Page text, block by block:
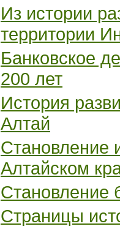
Из истории
территории
Банковское
200 лет
История
Алтай
Становление
Алтайском
Становление
Страницы